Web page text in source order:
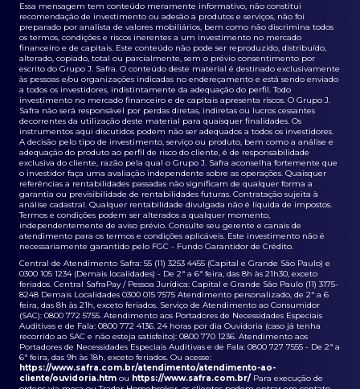
Essa mensagem tem conteúdo meramente informativo, não constitui
recomendação de investimento ou adesão a produtos e serviços, não foi
preparado por analista de valores mobiliários, bem como não discrimina todos
os termos, condições e riscos inerentes a um investimento no mercado
financeiro e de capitais. Este conteúdo não pode ser reproduzido, distribuído,
alterado, copiado, total ou parcialmente, sem o prévio consentimento por
escrito do Grupo J. Safra. O conteúdo deste material é destinado exclusivamente
às pessoas e/ou organizações indicadas no endereçamento e está sendo enviado
a todos os investidores, indistintamente da adequação do perfil. Todo
investimento no mercado financeiro e de capitais apresenta riscos. O Grupo J.
Safra não será responsável por perdas diretas, indiretas ou lucros cessantes
decorrentes da utilização deste material para quaisquer finalidades. Os
instrumentos aqui discutidos podem não ser adequados a todos os investidores.
A decisão pelo tipo de investimento, serviço ou produto, bem como a análise e
adequação do produto ao perfil de risco do cliente, é de responsabilidade
exclusiva do cliente, razão pela qual o Grupo J. Safra aconselha fortemente que
o investidor faça uma avaliação independente sobre as operações. Quaisquer
referências a rentabilidades passadas não significam de qualquer forma a
garantia ou previsibilidade de rentabilidades futuras. Contratação sujeita à
análise cadastral. Qualquer rentabilidade divulgada não é líquida de impostos.
Termos e condições podem ser alterados a qualquer momento,
independentemente de aviso prévio. Consulte seu gerente e canais de
atendimento para os termos e condições aplicáveis. Este investimento não é
necessariamente garantido pelo FGC - Fundo Garantidor de Crédito.
Central de Atendimento Safra: 55 (11) 3253 4455 (Capital e Grande São Paulo) e
0300 105 1234 (Demais localidades) - De 2ª a 6ª feira, das 8h às 21h30, exceto
feriados. Central SafraPay / Pessoa Jurídica: Capital e Grande São Paulo (11) 3175-
8248 Demais Localidades 0300 015 7575 Atendimento personalizado, de 2ª a 6
feira, das 8h às 21h, exceto feriados. Serviço de Atendimento ao Consumidor
(SAC): 0800 772 5755. Atendimento aos Portadores de Necessidades Especiais
Auditivas e de Fala: 0800 772 4136. 24 horas por dia Ouvidoria (caso já tenha
recorrido ao SAC e não esteja satisfeito): 0800 770 1236. Atendimento aos
Portadores de Necessidades Especiais Auditivas e de Fala: 0800 727 7555 - De 2ª a
6ª feira, das 9h às 18h, exceto feriados. Ou acesse:
https://www.safra.com.br/atendimento/atendimento-ao-
cliente/ouvidoria.htm ou https://www.safra.com.br/ Para execução de